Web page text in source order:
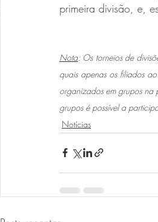
primeira divisão, e,
Nota: Os torneios de
quais apenas os filiados
organizados em grupos na
grupos é possível a
Notícias